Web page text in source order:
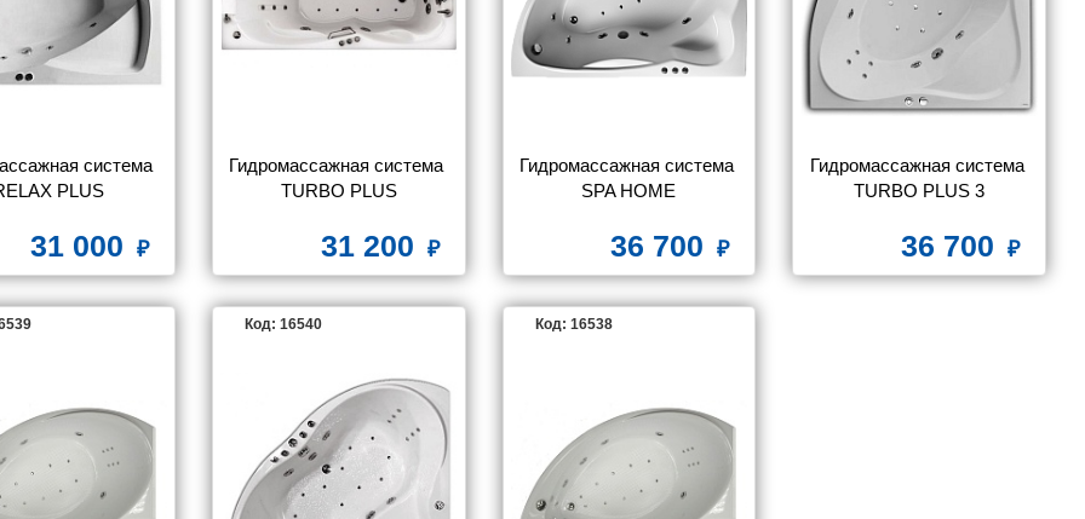
система
PLUS
31 000
Гидромассажная система
TURBO PLUS
31 200
Гидромассажная система
SPA HOME
36 700
Гидромассажная система
TURBO PLUS 3
36 700
Код: 16540 Код: 16538